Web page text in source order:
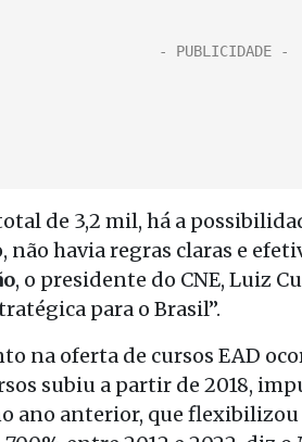
de 3,2 mil, há a
não havia regras claras e
, o presidente do CNE, Luiz
para o Brasil”.
na oferta de cursos EAD
subiu a partir de 2018,
ano anterior, que flexibilizou